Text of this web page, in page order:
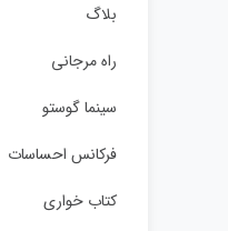
بلاگ
راه مرجانی
سینما گوستو
فرکانس احساسات
کتاب خواری